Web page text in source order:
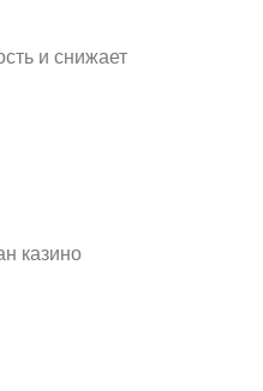
и снижает
казино